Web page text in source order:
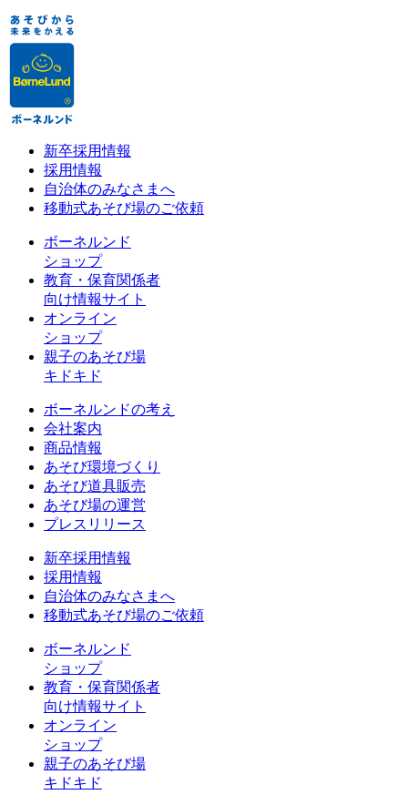
新卒採用情報
採用情報
自治体のみなさまへ
移動式あそび場のご依頼
ボーネルンド
ショップ
教育・保育関係者
向け情報サイト
オンライン
ショップ
親子のあそび場
キドキド
ボーネルンドの考え
会社案内
商品情報
あそび環境づくり
あそび道具販売
あそび場の運営
プレスリリース
新卒採用情報
採用情報
自治体のみなさまへ
移動式あそび場のご依頼
ボーネルンド
ショップ
教育・保育関係者
向け情報サイト
オンライン
ショップ
親子のあそび場
キドキド